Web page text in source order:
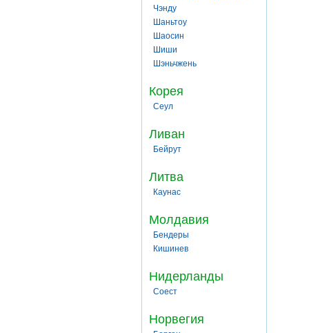
Чэнду
Шаньтоу
Шаосин
Шиши
Шэньчжень
Корея
Сеул
Ливан
Бейрут
Литва
Каунас
Молдавия
Бендеры
Кишинев
Нидерланды
Соест
Норвегия